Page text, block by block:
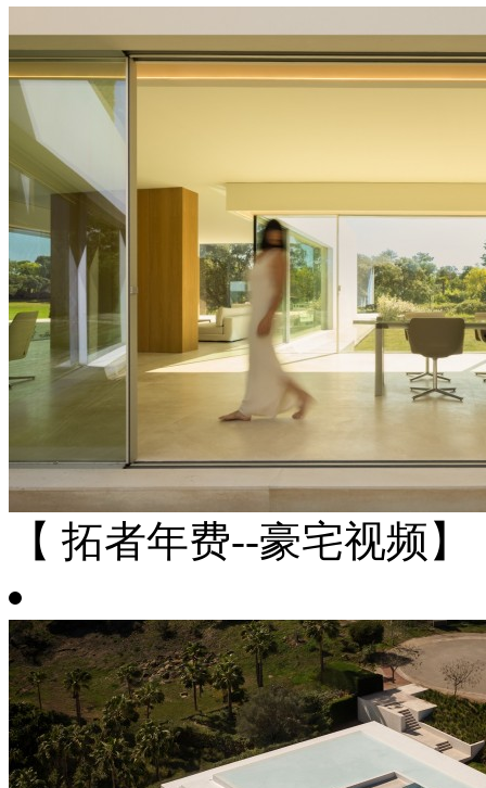
【 拓者年费--豪宅视频】